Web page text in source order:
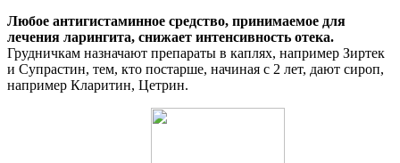
Любое антигистаминное средство, принимаемое для
лечения ларингита, снижает интенсивность отека.
Грудничкам назначают препараты в каплях, например Зиртек
и Супрастин, тем, кто постарше, начиная с 2 лет, дают сироп,
например Кларитин, Цетрин.